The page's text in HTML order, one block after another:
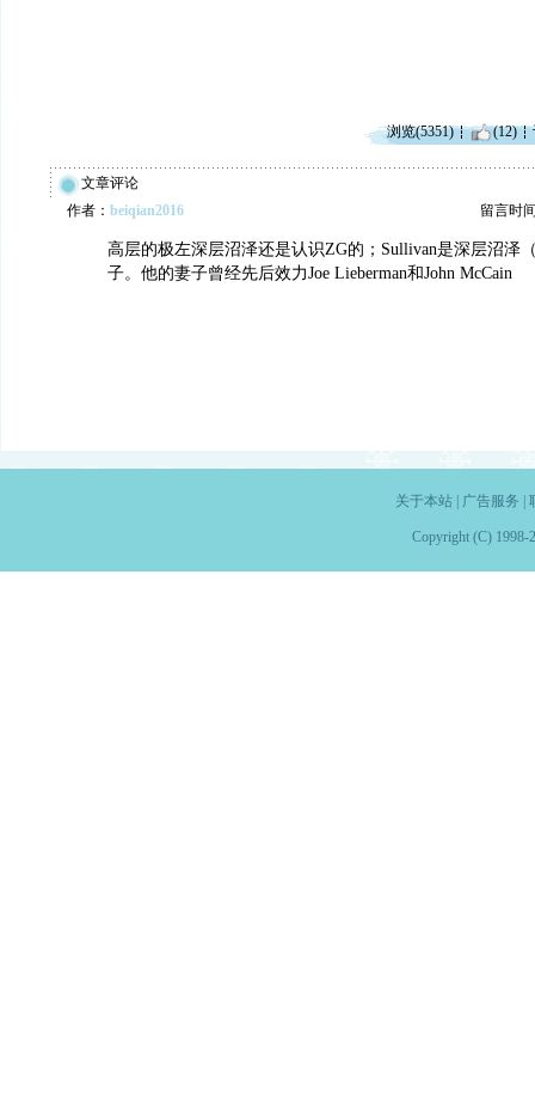
浏览(5351) (12)
文章评论
作者： beiqian2016 留言时
高层的极左深层沼泽还是认识ZG的；Sullivan是深层沼泽
子。他的妻子曾经先后效力Joe Lieberman和John McCain
关于本站| 广告服务
Copyright (C) 1998-